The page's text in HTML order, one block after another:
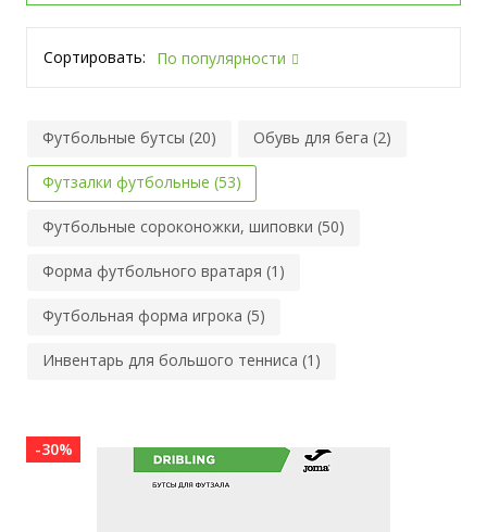
Сортировать: По популярности
Футбольные бутсы (20) Обувь для бега (2)
Футзалки футбольные (53)
Футбольные сороконожки, шиповки (50)
Форма футбольного вратаря (1)
Футбольная форма игрока (5)
Инвентарь для большого тенниса (1)
-30%